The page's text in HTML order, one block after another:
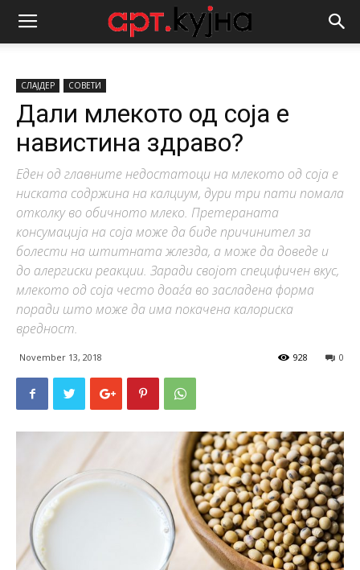
СЛАЈДЕР СОВЕТИ
Дали млекото од соја е
навистина здраво?
Еден од главните недостатоци на млекото од соја е
ниската содржина на калциум, дури три пати помала
отколку во обичното млеко. Претераната
консумација на соја може да биде причинител за
болести на штитната жлезда, а може да доведе и
до алергиски реакции. Заради својот специфичен вкус,
млекото од соја често доаѓа во засладена форма
поради што може да има покачена калориска
вредност.
November 13, 2018 0
928